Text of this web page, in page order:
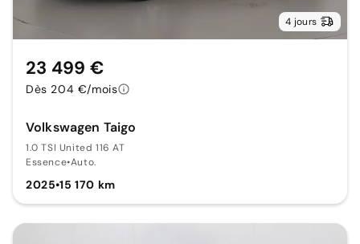
4 jours
Volkswagen Taigo
1.0 TSI United 116 AT
Essence•Auto.
2025•15 170 km
23 499 €
Dès 204 €/mois